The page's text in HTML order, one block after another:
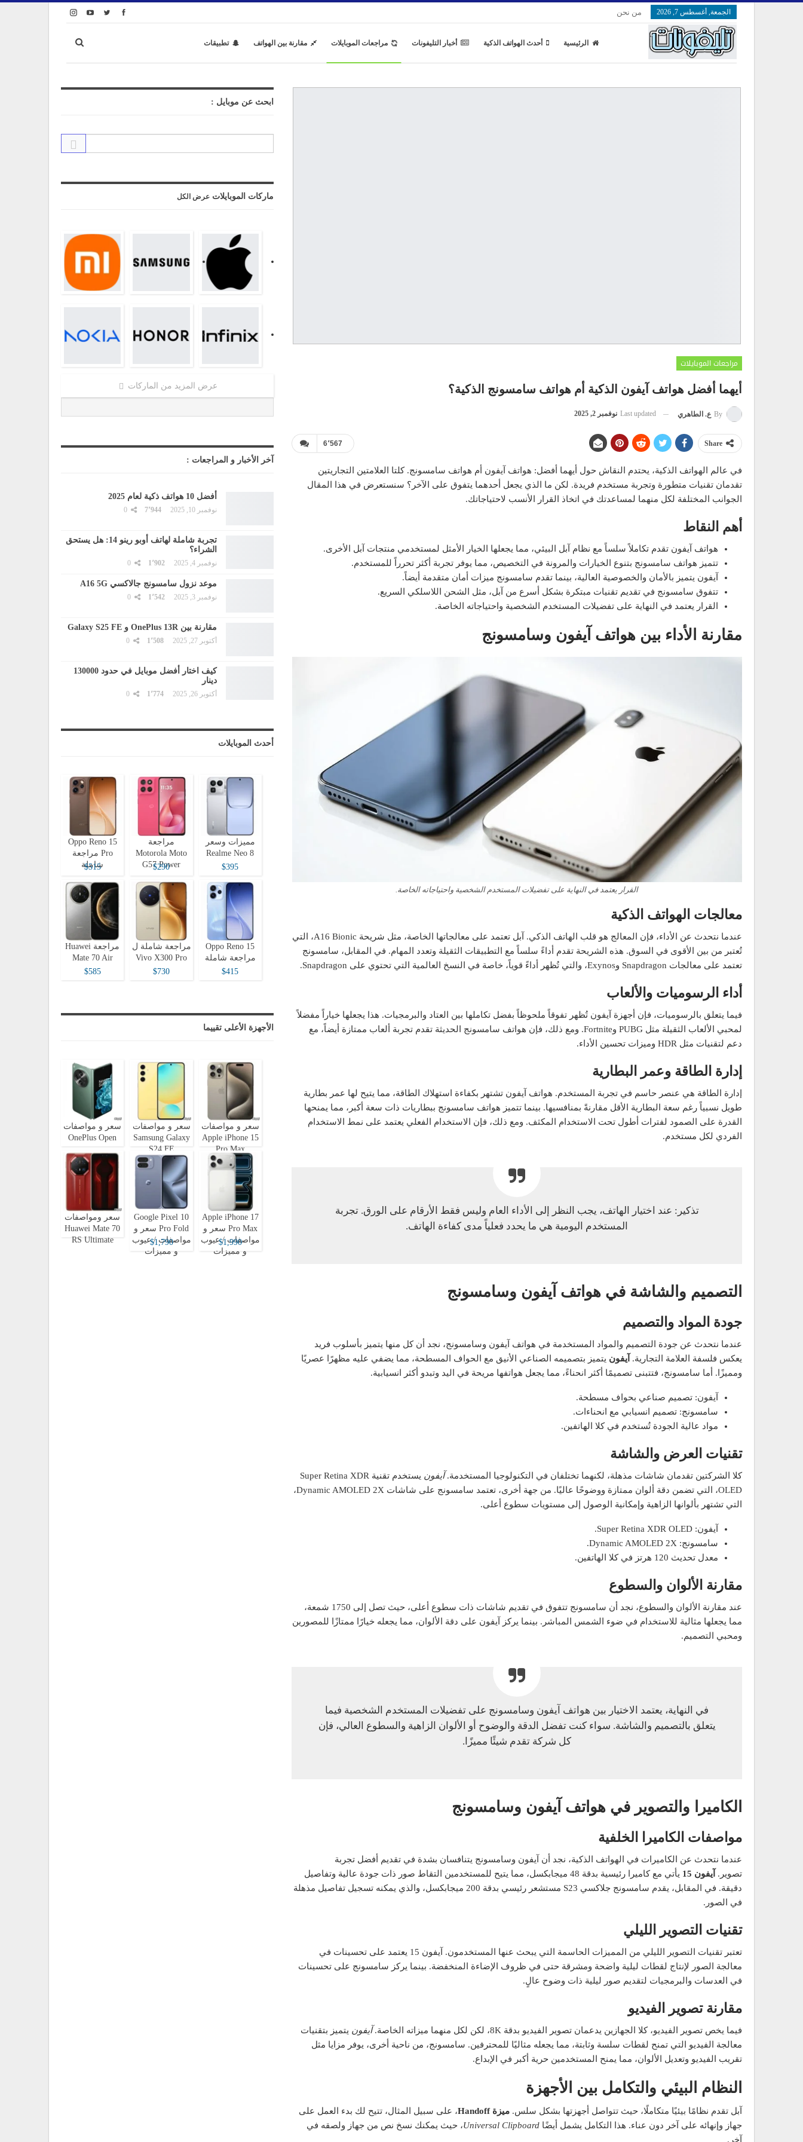
الجمعة, أغسطس 7, 2026 من نحن
الرئيسية أحدث الهواتف الذكية أخبار التليفونات مراجعات الموبايلات مقارنة بين الهواتف تطبيقات
مراجعات الموبايلات
أيهما أفضل هواتف آيفون الذكية أم هواتف سامسونج الذكية؟
By ع. الطاهري Last updated نوفمبر 2, 2025
6٬567 Share
في عالم الهواتف الذكية، يحتدم النقاش حول أيهما أفضل: هواتف آيفون أم هواتف سامسونج. كلتا العلامتين التجاريتين
تقدمان تقنيات متطورة وتجربة مستخدم فريدة. لكن ما الذي يجعل أحدهما يتفوق على الآخر؟ سنستعرض في هذا المقال
الجوانب المختلفة لكل منهما لمساعدتك في اتخاذ القرار الأنسب لاحتياجاتك.
أهم النقاط
هواتف آيفون تقدم تكاملاً سلساً مع نظام آبل البيئي، مما يجعلها الخيار الأمثل لمستخدمي منتجات آبل الأخرى.
تتميز هواتف سامسونج بتنوع الخيارات والمرونة في التخصيص، مما يوفر تجربة أكثر تحرراً للمستخدم.
آيفون يتميز بالأمان والخصوصية العالية، بينما تقدم سامسونج ميزات أمان متقدمة أيضاً.
تتفوق سامسونج في تقديم تقنيات مبتكرة بشكل أسرع من آبل، مثل الشحن اللاسلكي السريع.
القرار يعتمد في النهاية على تفضيلات المستخدم الشخصية واحتياجاته الخاصة.
مقارنة الأداء بين هواتف آيفون وسامسونج
القرار يعتمد في النهاية على تفضيلات المستخدم الشخصية واحتياجاته الخاصة.
معالجات الهواتف الذكية
عندما نتحدث عن الأداء، فإن المعالج هو قلب الهاتف الذكي. آبل تعتمد على معالجاتها الخاصة، مثل شريحة A16 Bionic، التي
تُعتبر من بين الأقوى في السوق. هذه الشريحة تقدم أداءً سلساً مع التطبيقات الثقيلة وتعدد المهام. في المقابل، سامسونج
تعتمد على معالجات Snapdragon وExynos، والتي تُظهر أداءً قوياً، خاصة في النسخ العالمية التي تحتوي على Snapdragon.
أداء الرسوميات والألعاب
فيما يتعلق بالرسوميات، فإن أجهزة آيفون تُظهر تفوقاً ملحوظاً بفضل تكاملها بين العتاد والبرمجيات. هذا يجعلها خياراً مفضلاً
لمحبي الألعاب الثقيلة مثل PUBG وFortnite. ومع ذلك، فإن هواتف سامسونج الحديثة تقدم تجربة ألعاب ممتازة أيضاً، مع
دعم لتقنيات مثل HDR وميزات تحسين الأداء.
إدارة الطاقة وعمر البطارية
إدارة الطاقة هي عنصر حاسم في تجربة المستخدم. هواتف آيفون تشتهر بكفاءة استهلاك الطاقة، مما يتيح لها عمر بطارية
طويل نسبياً رغم سعة البطارية الأقل مقارنةً بمنافسيها. بينما تتميز هواتف سامسونج ببطاريات ذات سعة أكبر، مما يمنحها
القدرة على الصمود لفترات أطول تحت الاستخدام المكثف. ومع ذلك، فإن الاستخدام الفعلي يعتمد على نمط الاستخدام
الفردي لكل مستخدم.
تذكير: عند اختيار الهاتف، يجب النظر إلى الأداء العام وليس فقط الأرقام على الورق. تجربة
المستخدم اليومية هي ما يحدد فعلياً مدى كفاءة الهاتف.
التصميم والشاشة في هواتف آيفون وسامسونج
جودة المواد والتصميم
عندما نتحدث عن جودة التصميم والمواد المستخدمة في هواتف آيفون وسامسونج، نجد أن كل منها يتميز بأسلوب فريد
يعكس فلسفة العلامة التجارية. آيفون يتميز بتصميمه الصناعي الأنيق مع الحواف المسطحة، مما يضفي عليه مظهرًا عصريًا
ومميزًا. أما سامسونج، فتتبنى تصميمًا أكثر انحناءً، مما يجعل هواتفها مريحة في اليد وتبدو أكثر انسيابية.
آيفون: تصميم صناعي بحواف مسطحة.
سامسونج: تصميم انسيابي مع انحناءات.
مواد عالية الجودة تُستخدم في كلا الهاتفين.
تقنيات العرض والشاشة
كلا الشركتين تقدمان شاشات مذهلة، لكنهما تختلفان في التكنولوجيا المستخدمة.آيفون
يستخدم تقنية Super Retina XDR
OLED، التي تضمن دقة ألوان ممتازة ووضوحًا عاليًا. من جهة أخرى، تعتمد سامسونج على شاشات Dynamic AMOLED 2X،
التي تشتهر بألوانها الزاهية وإمكانية الوصول إلى مستويات سطوع أعلى.
آيفون: Super Retina XDR OLED.
سامسونج: Dynamic AMOLED 2X.
معدل تحديث 120 هرتز في كلا الهاتفين.
مقارنة الألوان والسطوع
عند مقارنة الألوان والسطوع، نجد أن سامسونج تتفوق في تقديم شاشات ذات سطوع أعلى، حيث تصل إلى 1750 شمعة،
مما يجعلها مثالية للاستخدام في ضوء الشمس المباشر. بينما يركز آيفون على دقة الألوان، مما يجعله خيارًا ممتازًا للمصورين
ومحبي التصميم.
في النهاية، يعتمد الاختيار بين هواتف آيفون وسامسونج على تفضيلات المستخدم الشخصية فيما
يتعلق بالتصميم والشاشة. سواء كنت تفضل الدقة والوضوح أو الألوان الزاهية والسطوع العالي، فإن
كل شركة تقدم شيئًا مميزًا.
الكاميرا والتصوير في هواتف آيفون وسامسونج
مواصفات الكاميرا الخلفية
عندما نتحدث عن الكاميرات في الهواتف الذكية، نجد أن آيفون وسامسونج يتنافسان بشدة في تقديم أفضل تجربة
تصوير. آيفون 15
يأتي مع كاميرا رئيسية بدقة 48 ميجابكسل، مما يتيح للمستخدمين التقاط صور ذات جودة عالية وتفاصيل
دقيقة. في المقابل، يقدم سامسونج جلاكسي S23 مستشعر رئيسي بدقة 200 ميجابكسل، والذي يمكنه تسجيل تفاصيل مذهلة
في الصور.
تقنيات التصوير الليلي
تعتبر تقنيات التصوير الليلي من المميزات الحاسمة التي يبحث عنها المستخدمون. آيفون 15 يعتمد على تحسينات في
معالجة الصور لإنتاج لقطات ليلية واضحة ومشرقة حتى في ظروف الإضاءة المنخفضة. بينما يركز سامسونج على تحسينات
في العدسات والبرمجيات لتقديم صور ليلية ذات وضوح عالٍ.
مقارنة تصوير الفيديو
فيما يخص تصوير الفيديو، كلا الجهازين يدعمان تصوير الفيديو بدقة 8K، لكن لكل منهما ميزاته الخاصة. آيفون يتميز بتقنيات
معالجة الفيديو التي تمنح لقطات سلسة وثابتة، مما يجعله مثاليًا للمحترفين. سامسونج، من ناحية أخرى، يوفر مزايا مثل
تقريب الفيديو وتعديل الألوان، مما يمنح المستخدمين حرية أكبر في الإبداع.
النظام البيئي والتكامل بين الأجهزة
آبل تقدم نظامًا بيئيًا متكاملًا، حيث تتواصل أجهزتها بشكل سلس. ميزة Handoff
، على سبيل المثال، تتيح لك بدء العمل على
جهاز وإنهائه على آخر دون عناء. هذا التكامل يشمل أيضًا Universal Clipboard، حيث يمكنك نسخ نص من جهاز ولصقه في
آخر.
ابحث عن موبايل :
ماركات الموبايلات عرض الكل
عرض المزيد من الماركات
آخر الأخبار و المراجعات :
أفضل 10 هواتف ذكية لعام 2025
نوفمبر 10, 2025 7٬944
تجربة شاملة لهاتف أوبو رينو 14: هل يستحق
الشراء؟
نوفمبر 4, 2025 1٬902
موعد نزول سامسونج جالاكسي A16 5G
نوفمبر 3, 2025 1٬542
مقارنة بين OnePlus 13R و Galaxy S25 FE
أكتوبر 27, 2025 1٬508
كيف اختار أفضل موبايل في حدود 130000
دينار
أكتوبر 26, 2025 1٬774
أحدث الموبايلات
مميزات وسعر
Realme Neo 8
$395
مراجعة
Motorola Moto
G57 Power
$290
Oppo Reno 15
Pro مراجعة
شاملة
$515
Oppo Reno 15
مراجعة شاملة
$415
مراجعة شاملة ل
Vivo X300 Pro
$730
مراجعة Huawei
Mate 70 Air
$585
الأجهزة الأعلى تقييما
سعر و مواصفات
Apple iPhone 15
Pro Max
سعر و مواصفات
Samsung Galaxy
S24 FE
سعر و مواصفات
OnePlus Open
Apple iPhone 17
Pro Max سعر و
مواصفات / عيوب
و مميزات
$1,990
Google Pixel 10
Pro Fold سعر و
مواصفات / عيوب
و مميزات
$1,790
سعر ومواصفات
Huawei Mate 70
RS Ultimate